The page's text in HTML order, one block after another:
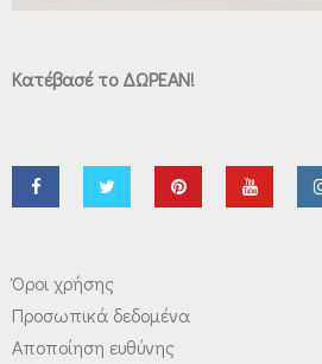
Κατέβασέ το ΔΩΡΕΑΝ!
Όροι χρήσης
Προσωπικά δεδομένα
Αποποίηση ευθύνης